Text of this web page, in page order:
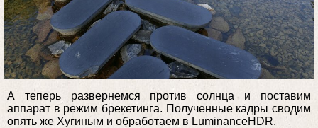
А теперь развернемся против солнца и поставим
аппарат в режим брекетинга. Полученные кадры сводим
опять же Хугиным и обработаем в LuminanceHDR.